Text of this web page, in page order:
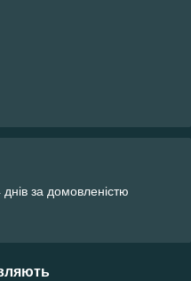
за домовленістю